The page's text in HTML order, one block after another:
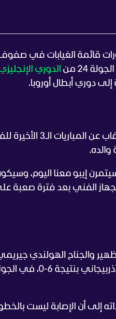
قائمة الغيابات في
24 من
الدوري
دوري أبطال أوروبا.
وأكد سلوت استعادة خدمات المدافع الفرنسي إبراهيما كوناتي، الذي
إيبو معنا اليوم،
الفني بعد فترة صعبة
والجناح الهولندي
فريمبونغ، الذي تعرض لإصابة عضلية خلال الفوز الكاسح على قره باغ الأذربيجاني
إلى أن الإصابة ليست